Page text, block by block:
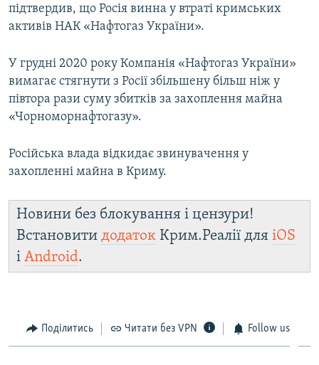
підтвердив, що Росія винна у втраті кримських
активів НАК «Нафтогаз України».
У грудні 2020 року Компанія «Нафтогаз України»
вимагає стягнути з Росії збільшену більш ніж у
півтора рази суму збитків за захоплення майна
«Чорноморнафтогазу».
Російська влада відкидає звинувачення у
захопленні майна в Криму.
Новини без блокування і цензури!
Встановити додаток Крим.Реалії для iOS
і Android.
Поділитись Читати без VPN Follow us